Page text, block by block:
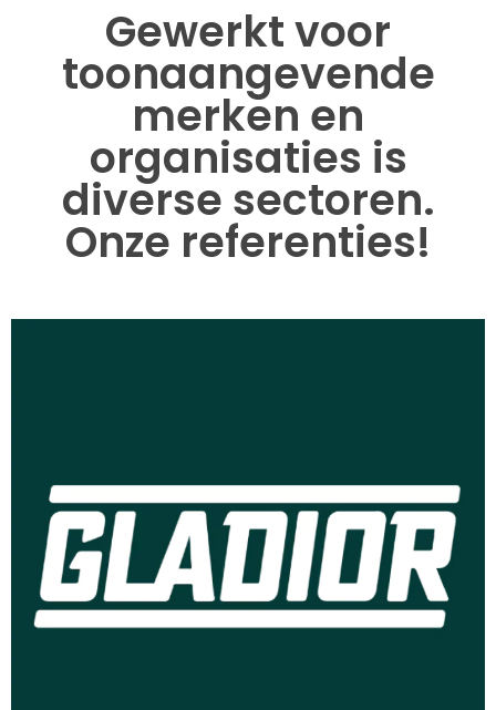
Gewerkt voor
toonaangevende
merken en
organisaties is
diverse sectoren.
Onze referenties!